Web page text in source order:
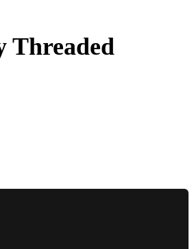
Threaded